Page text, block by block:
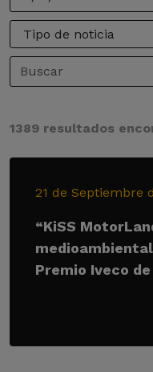
1389 resultados
21 de Septiembre
“KiSS
Premio Iveco